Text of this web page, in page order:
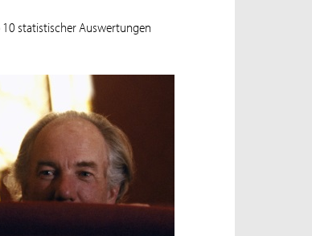
10 statistischer Auswertungen